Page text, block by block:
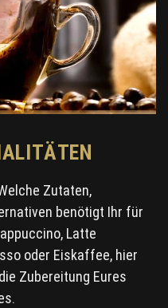
Zutaten,
benötigt Ihr für
Latte
oder Eiskaffee, hier
Zubereitung Eures